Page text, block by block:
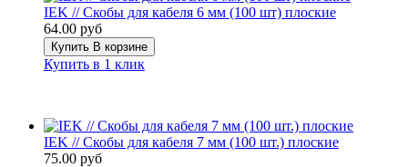
IEK // Скобы для кабеля 6 мм (100 шт) плоские
64.00 руб
Купить В корзине
Купить в 1 клик
IEK // Скобы для кабеля 7 мм (100 шт.) плоские
75.00 руб